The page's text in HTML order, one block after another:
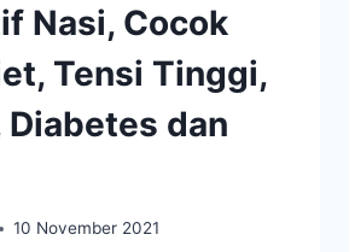
Nasi, Cocok
Tensi Tinggi,
Diabetes dan
10 November 2021